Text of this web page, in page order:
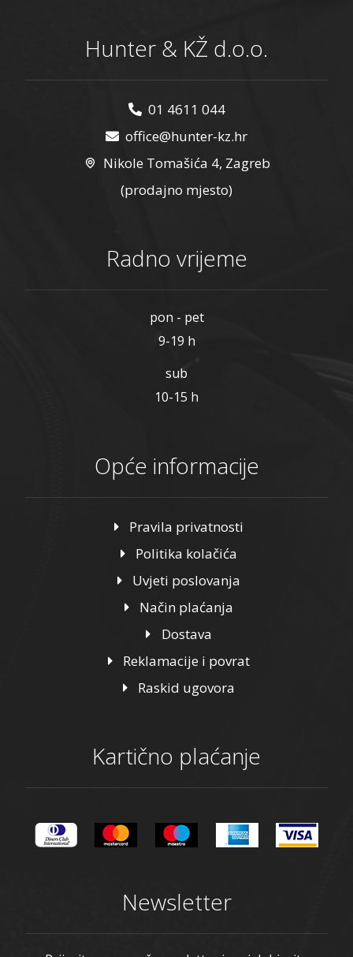
Hunter & KŽ d.o.o.
01 4611 044
office@hunter-kz.hr
Nikole Tomašića 4, Zagreb
(prodajno mjesto)
Radno vrijeme
pon - pet
9-19 h
sub
10-15 h
Opće informacije
Pravila privatnosti
Politika kolačića
Uvjeti poslovanja
Način plaćanja
Dostava
Reklamacije i povrat
Raskid ugovora
Kartično plaćanje
Newsletter